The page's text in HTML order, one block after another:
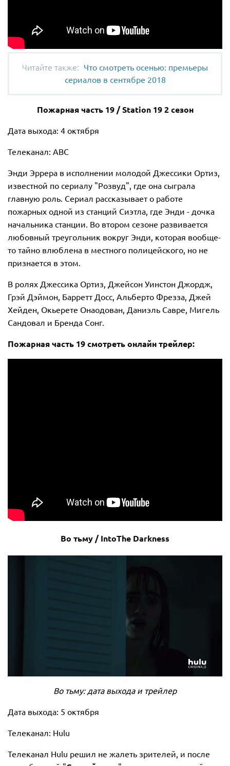
Что смотреть осенью: премьеры
сериалов в сентябре 2018
Пожарная часть 19 / Station 19 2 сезон
Дата выхода: 4 октября
Телеканал: АВС
Энди Эррера в исполнении молодой Джессики Ортиз,
известной по сериалу "Розвуд", где она сыграла
главную роль. Сериал рассказывает о работе
пожарных одной из станций Сиэтла, где Энди - дочка
начальника станции. Во втором сезоне развивается
любовный треугольник вокруг Энди, которая вообще-
то тайно влюблена в местного полицейского, но не
признается в этом.
В ролях Джессика Ортиз, Джейсон Уинстон Джордж,
Грэй Дэймон, Барретт Досс, Альберто Фрезза, Джей
Хейден, Окьерете Онаодован, Даниэль Савре, Мигель
Сандовал и Бренда Сонг.
Пожарная часть 19 смотреть онлайн трейлер:
Во тьму / IntoThe Darkness
Во тьму: дата выхода и трейлер
Дата выхода: 5 октября
Телеканал: Hulu
Телеканал Hulu решил не жалеть зрителей, и после